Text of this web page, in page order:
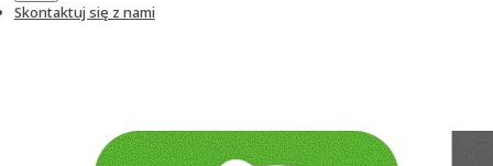
Skontaktuj się z nami